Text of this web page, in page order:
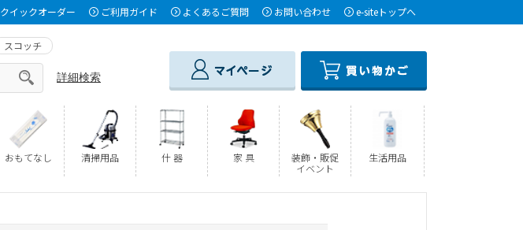
クイックオーダー ご利用ガイド よくあるご質問 お問い合わせ e-siteトップへ
スコッチ
詳細検索
おもてなし 清掃用品 什 器 家 具
装飾・販促
イベント
生活用品